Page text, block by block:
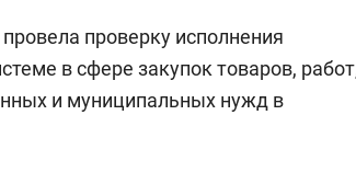
проверку исполнения
в сфере закупок товаров,
и муниципальных нужд в
Рекомендуем